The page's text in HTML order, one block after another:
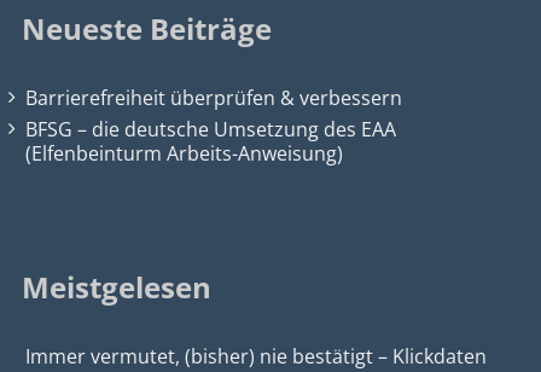
Neueste Beiträge
Barrierefreiheit überprüfen & verbessern
BFSG – die deutsche Umsetzung des EAA
(Elfenbeinturm Arbeits-Anweisung)
Meistgelesen
Immer vermutet, (bisher) nie bestätigt – Klickdaten